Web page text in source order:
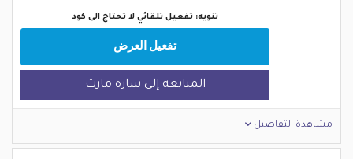
تنويه: تفعيل تلقائي لا تحتاج الى كود
تفعيل العرض
المتابعة إلى ساره مارت
مشاهدة التفاصيل